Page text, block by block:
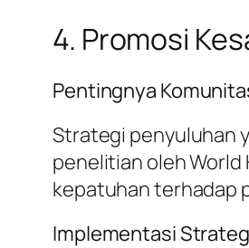
4. Promosi
Pentingnya
Strategi penyuluhan
penelitian oleh
kepatuhan terhadap
Implementasi